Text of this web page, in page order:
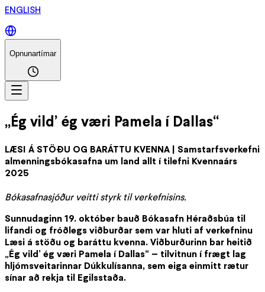
ENGLISH
Opnunartímar
„Ég vild’ ég væri Pamela í Dallas“
LÆSI Á STÖÐU OG BARÁTTU KVENNA | Samstarfsverkefni
almenningsbókasafna um land allt í tilefni Kvennaárs
2025
Bókasafnasjóður veitti styrk til verkefnisins.
Sunnudaginn 19. október bauð Bókasafn Héraðsbúa til
lifandi og fróðlegs viðburðar sem var hluti af verkefninu
Læsi á stöðu og baráttu kvenna. Viðburðurinn bar heitið
„Ég vild’ ég væri Pamela í Dallas“ – tilvitnun í frægt lag
hljómsveitarinnar Dúkkulísanna, sem eiga einmitt rætur
sínar að rekja til Egilsstaða.